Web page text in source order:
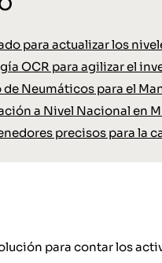
para actualizar los
OCR para agilizar el
Neumáticos para el
a Nivel Nacional en
precisos para la
para contar los